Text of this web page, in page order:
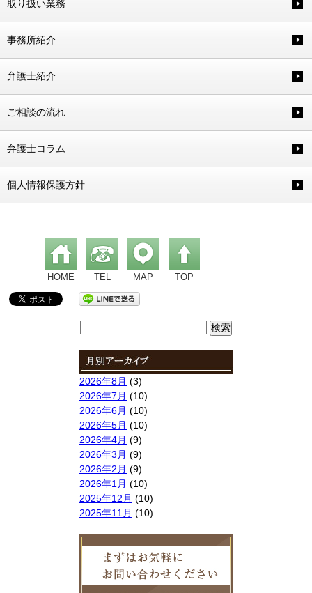
取り扱い業務
事務所紹介
弁護士紹介
ご相談の流れ
弁護士コラム
個人情報保護方針
HOME TEL MAP TOP
2026年8月 (3)
2026年7月 (10)
2026年6月 (10)
2026年5月 (10)
2026年4月 (9)
2026年3月 (9)
2026年2月 (9)
2026年1月 (10)
2025年12月 (10)
2025年11月 (10)
2025年8月(9)
2025年7月(10)
2025年6月(10)